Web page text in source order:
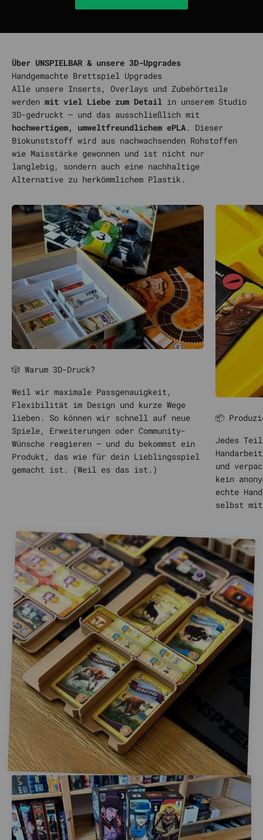
Über UNSPIELBAR & unsere 3D-Upgrades
Alle unsere Inserts, Overlays und Zubehörteile
werden mit viel Liebe zum Detail in unserem Studio
3D-gedruckt – und das ausschließlich mit
hochwertigem, umweltfreundlichem ePLA. Dieser
Biokunststoff wird aus nachwachsenden Rohstoffen
wie Maisstärke gewonnen und ist nicht nur
langlebig, sondern auch eine nachhaltige
Alternative zu herkömmlichem Plastik.
🎲 Warum 3D-Druck?
Weil wir maximale Passgenauigkeit,
Flexibilität im Design und kurze Wege
lieben. So können wir schnell auf neue
Spiele, Erweiterungen oder Community-
Wünsche reagieren – und du bekommst ein
Produkt, das wie für dein Lieblingsspiel
gemacht ist. (Weil es das ist.)
📦
Jedes
und
kein
echte
selbst